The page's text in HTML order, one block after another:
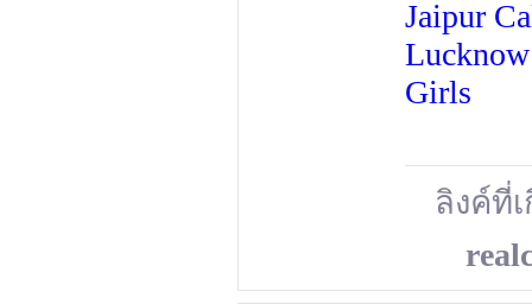
Jaipur
Girls
ลิงค์ที่